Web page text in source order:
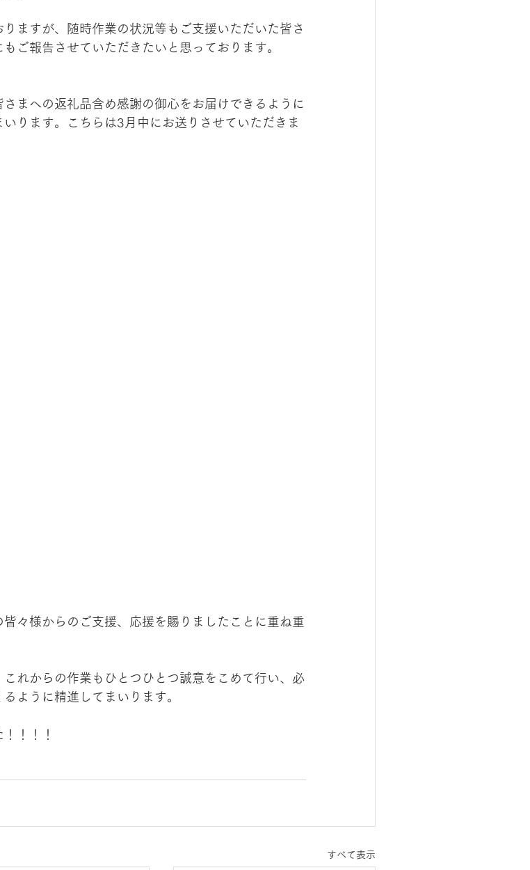
ますが、随時作業の状況等もご支援いただいた皆さ
ご報告させていただきたいと思っております。
まへの返礼品含め感謝の御心をお届けできるように
ります。こちらは3月中にお送りさせていただきま
々様からのご支援、応援を賜りましたことに重ね重
れからの作業もひとつひとつ誠意をこめて行い、必
ように精進してまいります。
！！！
すべて表示